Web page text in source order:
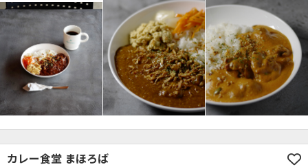
検索する
#本日のカレー見た！で特典あり
検索する
てください。
カレー食堂 まほろば